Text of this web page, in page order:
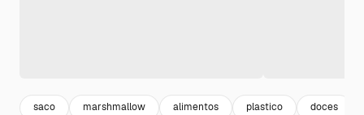
saco marshmallow alimentos plastico doces